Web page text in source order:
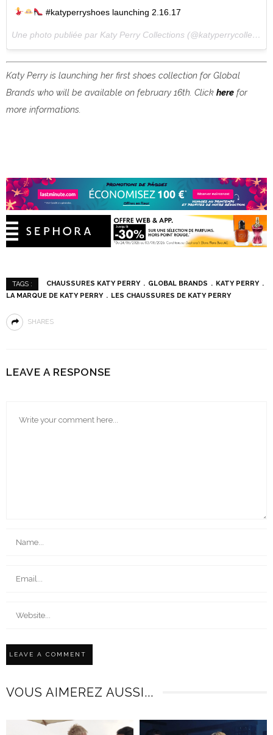
#katyperryshoes launching 2.16.17
Une photo publiée par Katy Perry Collections (@katyperrycollections) le
Katy Perry is launching her first shoes collection for Global
Brands who will be available on february 16th. Click here for
more informations.
TAGS : CHAUSSURES KATY PERRY GLOBAL BRANDS
KATY PERRY
LA MARQUE DE KATY PERRY
LES CHAUSSURES DE KATY PERRY
SHARES
LEAVE A RESPONSE
VOUS AIMEREZ AUSSI...